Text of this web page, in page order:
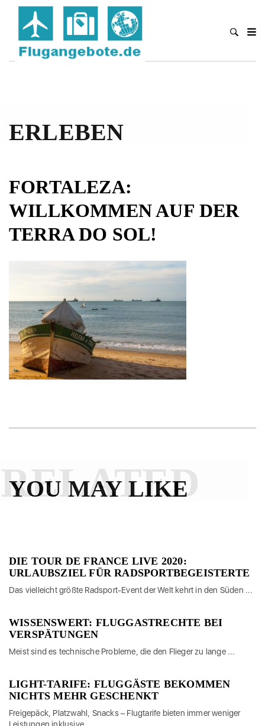
ERLEBEN
FORTALEZA:
WILLKOMMEN AUF DER
TERRA DO SOL!
YOU MAY LIKE
RELATED
DIE TOUR DE FRANCE LIVE 2020:
URLAUBSZIEL FÜR RADSPORTBEGEISTERTE
Das vielleicht größte Radsport-Event der Welt kehrt in den Süden ...
WISSENSWERT: FLUGGASTRECHTE BEI
VERSPÄTUNGEN
Meist sind es technische Probleme, die den Flieger zu lange ...
LIGHT-TARIFE: FLUGGÄSTE BEKOMMEN
NICHTS MEHR GESCHENKT
Freigepäck, Platzwahl, Snacks – Flugtarife bieten immer weniger